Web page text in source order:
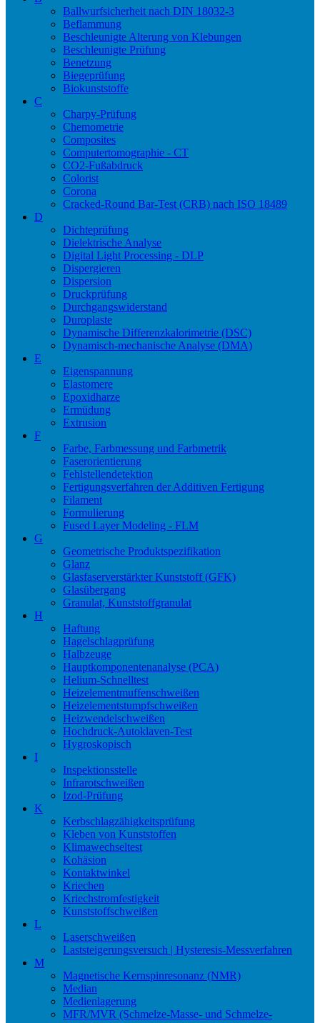
Ballwurfsicherheit nach DIN 18032-3
Beflammung
Beschleunigte Alterung von Klebungen
Beschleunigte Prüfung
Benetzung
Biegeprüfung
Biokunststoffe
C
Charpy-Prüfung
Chemometrie
Composites
Computertomographie - CT
CO2-Fußabdruck
Colorist
Corona
Cracked-Round Bar-Test (CRB) nach ISO 18489
D
Dichteprüfung
Dielektrische Analyse
Digital Light Processing - DLP
Dispergieren
Dispersion
Druckprüfung
Durchgangswiderstand
Duroplaste
Dynamische Differenzkalorimetrie (DSC)
Dynamisch-mechanische Analyse (DMA)
E
Eigenspannung
Elastomere
Epoxidharze
Ermüdung
Extrusion
F
Farbe, Farbmessung und Farbmetrik
Faserorientierung
Fehlstellendetektion
Fertigungsverfahren der Additiven Fertigung
Filament
Formulierung
Fused Layer Modeling - FLM
G
Geometrische Produktspezifikation
Glanz
Glasfaserverstärkter Kunststoff (GFK)
Glasübergang
Granulat, Kunststoffgranulat
H
Haftung
Hagelschlagprüfung
Halbzeuge
Hauptkomponentenanalyse (PCA)
Helium-Schnelltest
Heizelementmuffenschweißen
Heizelementstumpfschweißen
Heizwendelschweißen
Hochdruck-Autoklaven-Test
Hygroskopisch
I
Inspektionsstelle
Infrarotschweißen
Izod-Prüfung
K
Kerbschlagzähigkeitsprüfung
Kleben von Kunststoffen
Klimawechseltest
Kohäsion
Kontaktwinkel
Kriechen
Kriechstromfestigkeit
Kunststoffschweißen
L
Laserschweißen
Laststeigerungsversuch | Hysteresis-Messverfahren
M
Magnetische Kernspinresonanz (NMR)
Median
Medienlagerung
MFR/MVR (Schmelze-Masse- und Schmelze-